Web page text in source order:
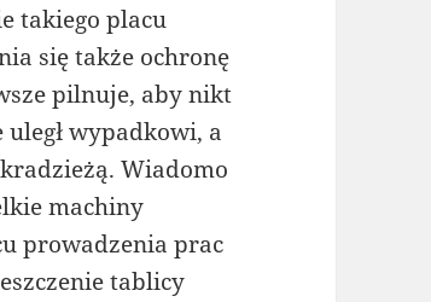
takiego placu
się także ochronę
pilnuje, aby nikt
wypadkowi, a
Wiadomo
machiny
prowadzenia prac
tablicy